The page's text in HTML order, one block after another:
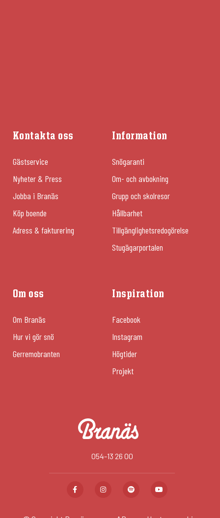
Kontakta oss
Gästservice
Nyheter & Press
Jobba i Branäs
Köp boende
Adress & fakturering
Information
Snögaranti
Om- och avbokning
Grupp och skolresor
Hållbarhet
Tillgänglighetsredogörelse
Stugägarportalen
Om oss
Om Branäs
Hur vi gör snö
Gerremobranten
Inspiration
Facebook
Instagram
Högtider
Projekt
054-13 26 00